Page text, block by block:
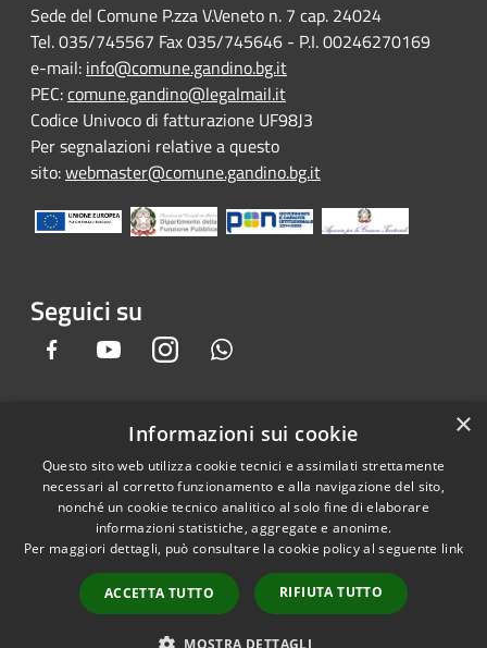
Sede del Comune P.zza V.Veneto n. 7 cap. 24024
Tel. 035/745567 Fax 035/745646 - P.I. 00246270169
e-mail: info@comune.gandino.bg.it
PEC:comune.gandino@legalmail.it
Codice Univoco di fatturazione UF98J3
Per segnalazioni relative a questo
sito:webmaster@comune.gandino.bg.it
Seguici su
Facebook YoutubeInstagram
Accessibilità
Privacy
Mappa del sito
Dichiarazione e Feedback
accessibilità sito e app
Gandino • Powered by
Municipium•Accesso
redazione
×
Informazioni sui cookie
Questo sito web utilizza cookie tecnici e assimilati strettamente
necessari al corretto funzionamento e alla navigazione del sito,
nonché un cookie tecnico analitico al solo fine di elaborare
informazioni statistiche, aggregate e anonime.
Per maggiori dettagli, può consultare la cookie policy al seguente link
ACCETTA TUTTO RIFIUTA TUTTO
MOSTRA DETTAGLI